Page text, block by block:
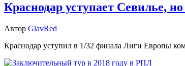
Краснодар уступает Севилье,
Автор GlavRed
Краснодар уступил в 1/32 финала Лиги Европы